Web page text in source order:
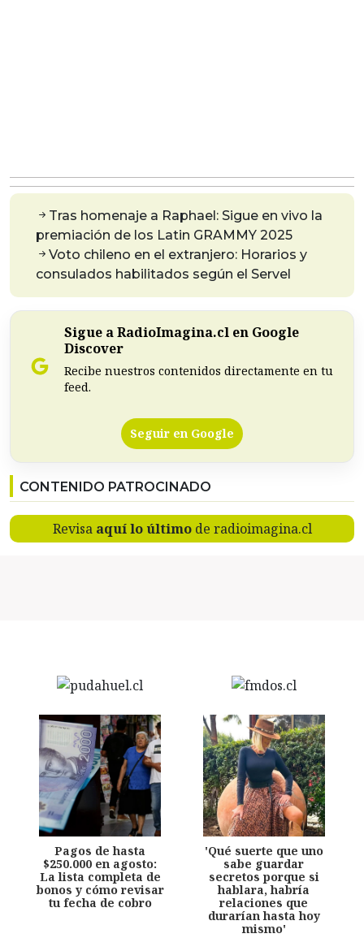
Tras homenaje a Raphael: Sigue en vivo la
premiación de los Latin GRAMMY 2025
Voto chileno en el extranjero: Horarios y
consulados habilitados según el Servel
Sigue a RadioImagina.cl en Google
Discover
Recibe nuestros contenidos directamente en tu
feed.
Seguir en Google
CONTENIDO PATROCINADO
Revisa aquí lo últimode radioimagina.cl
Pagos de hasta
$250.000 en agosto:
La lista completa de
bonos y cómo revisar
tu fecha de cobro
'Qué suerte que uno
sabe guardar
secretos porque si
hablara, habría
relaciones que
durarían hasta hoy
mismo'